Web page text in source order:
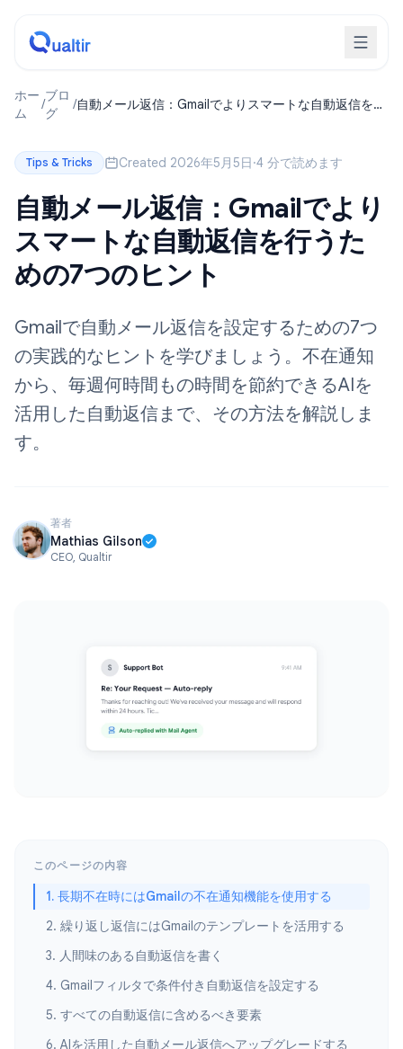
ホー
ム
/
ブロ
グ
/自動メール返信：Gmailでよりスマートな自動返信を行
Tips & Tricks Created 2026年5月5日·4 分で読めます
自動メール返信：Gmailでより
スマートな自動返信を行うた
めの7つのヒント
Gmailで自動メール返信を設定するための7つ
の実践的なヒントを学びましょう。不在通知
から、毎週何時間もの時間を節約できるAIを
活用した自動返信まで、その方法を解説しま
す。
著者
Mathias Gilson
CEO, Qualtir
このページの内容
1. 長期不在時にはGmailの不在通知機能を使用する
2. 繰り返し返信にはGmailのテンプレートを活用する
3. 人間味のある自動返信を書く
4. Gmailフィルタで条件付き自動返信を設定する
5. すべての自動返信に含めるべき要素
6. AIを活用した自動メール返信へアップグレードする